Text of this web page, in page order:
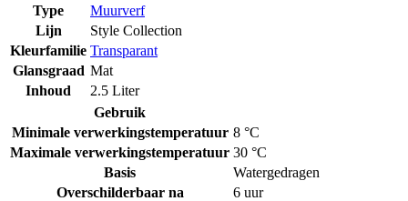
Type
Muurverf
Lijn
Style Collection
Kleurfamilie Transparant
Glansgraad Mat
Inhoud
2.5 Liter
Gebruik
Minimale verwerkingstemperatuur 8 °C
Maximale verwerkingstemperatuur 30 °C
Basis
Watergedragen
Overschilderbaar na
6 uur